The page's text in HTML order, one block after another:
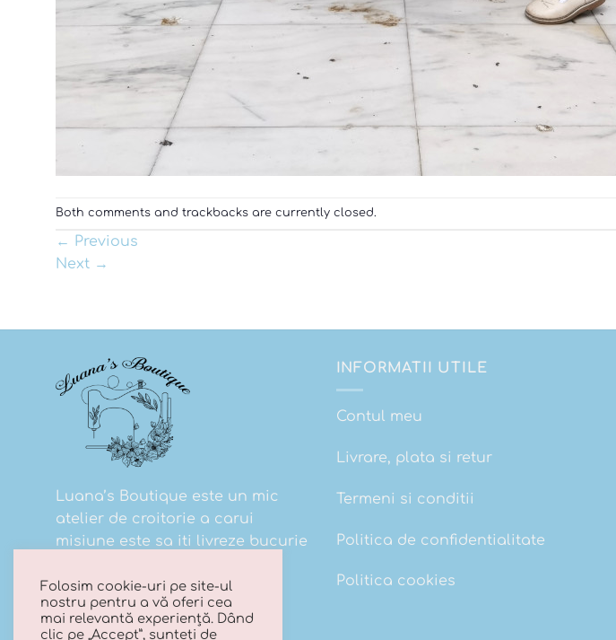
Both comments and trackbacks are currently closed.
← Previous
Next →
Luana’s Boutique este un mic
atelier de croitorie a carui
misiune este sa iti livreze bucurie
INFORMATII UTILE
Contul meu
Livrare, plata si retur
Termeni si conditii
Politica de confidentialitate
Politica cookies
Folosim cookie-uri pe site-ul
nostru pentru a vă oferi cea
mai relevantă experiență. Dând
clic pe „Accept”, sunteți de